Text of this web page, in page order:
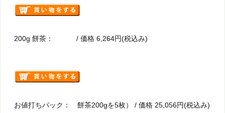
200g 餅茶： / 価格 6,264円(税込み)
お値打ちパック： 餅茶200gを5枚） / 価格 25,056円(税込み)